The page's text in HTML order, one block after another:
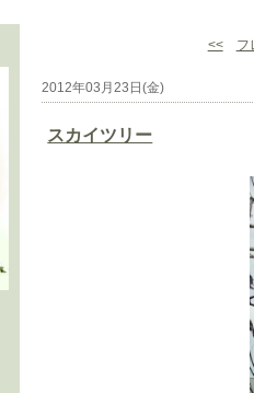
<< フ
2012年03月23日(金)
スカイツリー